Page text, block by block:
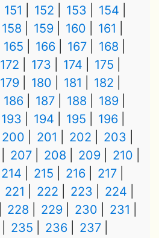
151 152 153
154
158 159 160
161
165 166 167
168
172 173 174
175
179 180 181
182
186 187 188
189
193 194 195
196
200 201 202
203
207 208 209
210
214 215 216
217
221 222 223
224
228 229 230
231
235 236
237